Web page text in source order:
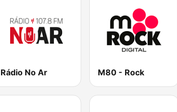
Rádio No Ar M80 - Rock